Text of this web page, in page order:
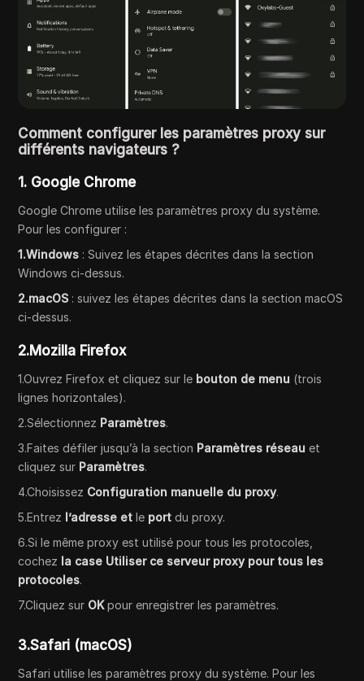
Comment configurer les paramètres proxy sur
différents navigateurs ?
1. Google Chrome
Google Chrome utilise les paramètres proxy du système.
Pour les configurer :
1.Windows : Suivez les étapes décrites dans la section
Windows ci-dessus.
2.macOS : suivez les étapes décrites dans la section macOS
ci-dessus.
2.Mozilla Firefox
1.Ouvrez Firefox et cliquez sur le bouton de menu (trois
lignes horizontales).
2.Sélectionnez Paramètres.
3.Faites défiler jusqu’à la section Paramètres réseau et
cliquez sur Paramètres.
4.Choisissez Configuration manuelle du proxy.
5.Entrez l’adresse et le port du proxy.
6.Si le même proxy est utilisé pour tous les protocoles,
cochez la case Utiliser ce serveur proxy pour tous les
protocoles.
7.Cliquez sur OKpour enregistrer les paramètres.
3.Safari (macOS)
Safari utilise les paramètres proxy du système. Pour les